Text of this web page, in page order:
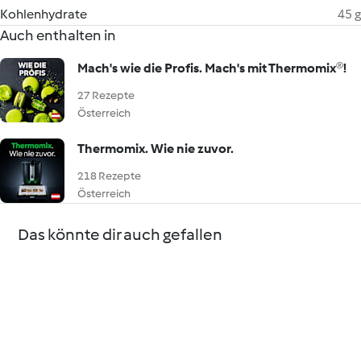
Kohlenhydrate
45 g
Auch enthalten in
Mach's wie die Profis. Mach's mit Thermomix®!
27 Rezepte
Österreich
Thermomix. Wie nie zuvor.
218 Rezepte
Österreich
Das könnte dir auch gefallen